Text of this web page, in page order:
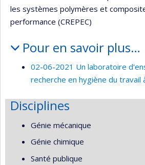
les systèmes polymères et
performance (CREPEC)
Pour en savoir plus…
02-06-2021 Un laboratoire
recherche en hygiène du travail
Disciplines
Génie mécanique
Génie chimique
Santé publique